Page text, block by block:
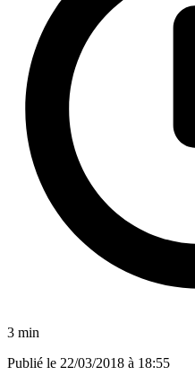
3 min
Publié le 22/03/2018 à 18:55